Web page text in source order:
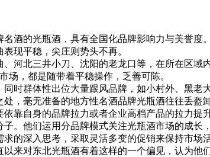
的光瓶酒，具有全国化品牌影响力与美誉度
现平稳，尖庄则势头不再。
北三井小刀、沈阳的老龙口等，在所在区域
场，都是随带着平稳操作，乏善可陈。
群体性出位大量跟风品牌，如小村外、黑老
，毫无准备的地方性名酒品牌光瓶酒往往丢盔卸
自身的品牌拉力或者企业高档产品的拉力提
。他们运用分品牌模式关注光瓶酒市场的成长
的深入思考，采取灵活多变的促销来保持市
来对东北光瓶酒有着这样的一个偏见，认为